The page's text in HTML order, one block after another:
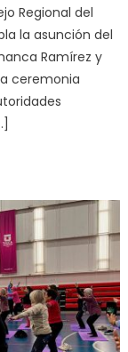
Regional del
la asunción del
Ramírez y
ceremonia